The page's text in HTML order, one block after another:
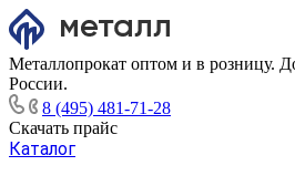
Металлопрокат оптом и в розницу.
России.
8 (495) 481-71-28
Скачать прайс
Каталог